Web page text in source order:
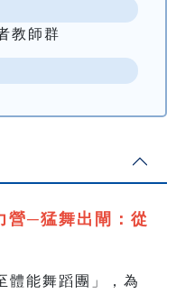
教師群
營─猛舞出閘：從
體能舞蹈團」，為